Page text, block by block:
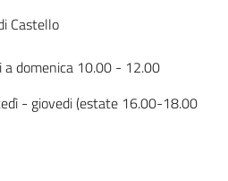
Castello
a domenica 10.00 - 12.00
- giovedi (estate 16.00-18.00